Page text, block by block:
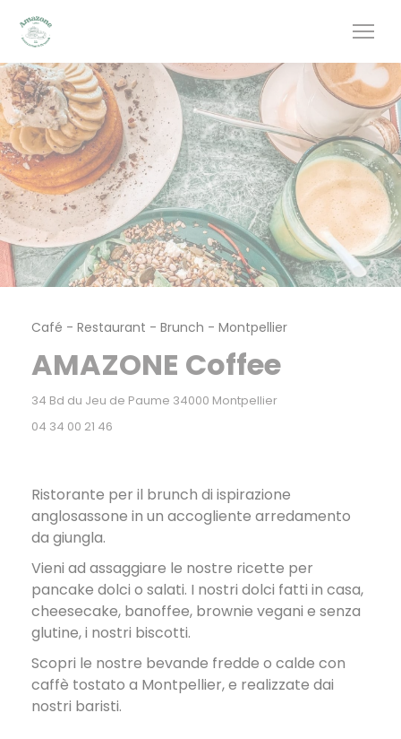
Café - Restaurant - Brunch - Montpellier
AMAZONE Coffee
34 Bd du Jeu de Paume 34000 Montpellier((apre una nuova
04 34 00 21 46
Ristorante per il brunch di ispirazione
anglosassone in un accogliente arredamento
da giungla.
Vieni ad assaggiare le nostre ricette per
pancake dolci o salati. I nostri dolci fatti in casa,
cheesecake, banoffee, brownie vegani e senza
glutine, i nostri biscotti.
Scopri le nostre bevande fredde o calde con
caffè tostato a Montpellier, e realizzate dai
nostri baristi.